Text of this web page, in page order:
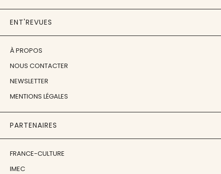
ENT'REVUES
À PROPOS
NOUS CONTACTER
NEWSLETTER
MENTIONS LÉGALES
PARTENAIRES
FRANCE-CULTURE
IMEC